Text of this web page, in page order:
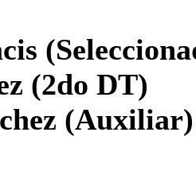
(2do DT)
(Auxiliar)